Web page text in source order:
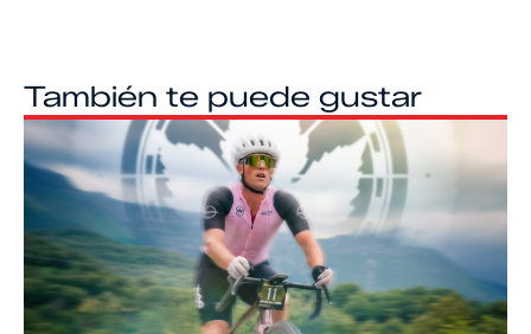
También te puede gustar